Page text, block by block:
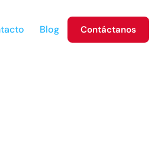
Blog Contáctanos